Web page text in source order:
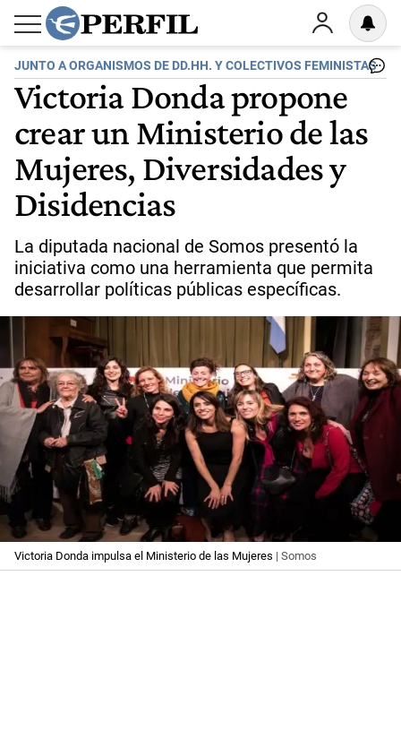
JUNTO A ORGANISMOS DE DD.HH. Y COLECTIVOS FEMINISTAS
Victoria Donda propone
crear un Ministerio de las
Mujeres, Diversidades y
Disidencias
La diputada nacional de Somos presentó la
iniciativa como una herramienta que permita
desarrollar políticas públicas específicas.
Victoria Donda impulsa el Ministerio de las Mujeres | Somos